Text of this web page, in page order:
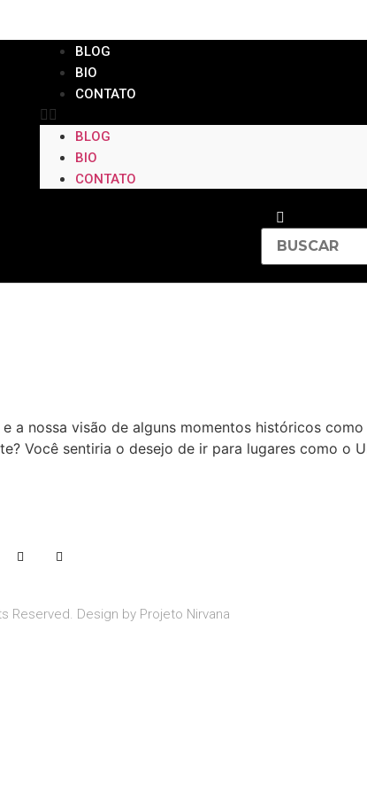
BLOG
BIO
CONTATO
BLOG
BIO
CONTATO
a nossa visão de alguns momentos históricos
Você sentiria o desejo de ir para lugares como o
Reserved. Design by Projeto Nirvana